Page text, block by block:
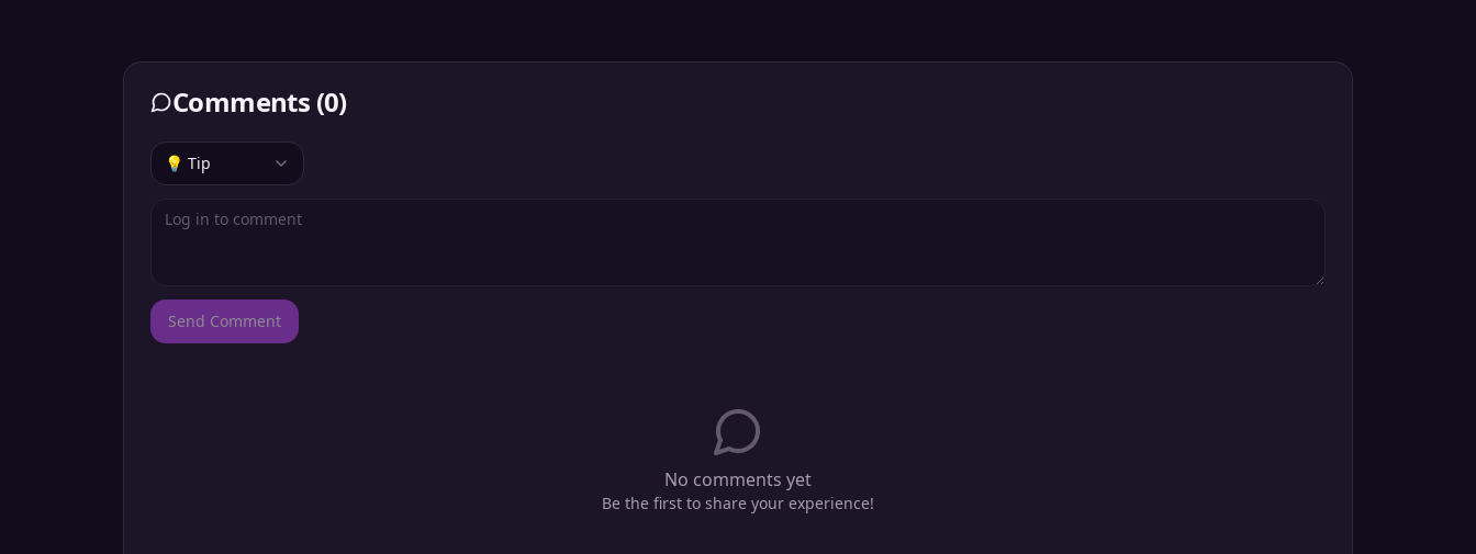
Comments (0)
💡 Tip
Send Comment
No comments yet
Be the first to share your experience!